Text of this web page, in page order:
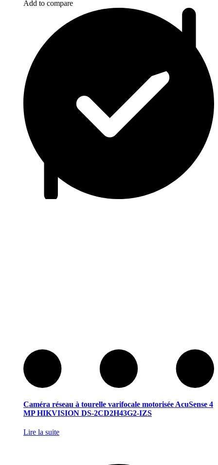
Add to compare
Caméra réseau à tourelle varifocale motorisée AcuSense 4
MP HIKVISION DS-2CD2H43G2-IZS
Lire la suite